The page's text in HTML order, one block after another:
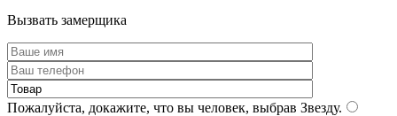
Вызвать замерщика
Пожалуйста, докажите, что вы человек, выбрав Звезду.